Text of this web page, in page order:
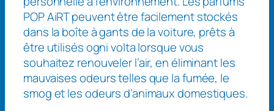
POP AiRT peuvent être facilement stockés
dans la boîte à gants de la voiture, prêts à
être utilisés ogni volta lorsque vous
souhaitez renouveler l’air, en éliminant les
mauvaises odeurs telles que la fumée, le
smog et les odeurs d’animaux domestiques.